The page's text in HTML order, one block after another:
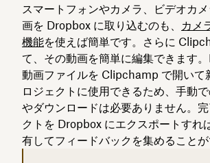
スマートフォンやカメラ、ビデオカ
画を Dropbox に取り込むのも、 カメ
機能を使えば簡単です。さらに
て、その動画を簡単に編集できます
動画ファイルを Clipchamp で開いて
ロジェクトに使用できるため、手動
やダウンロードは必要ありません。
クトを Dropbox にエクスポートすれ
有してフィードバックを集めることが